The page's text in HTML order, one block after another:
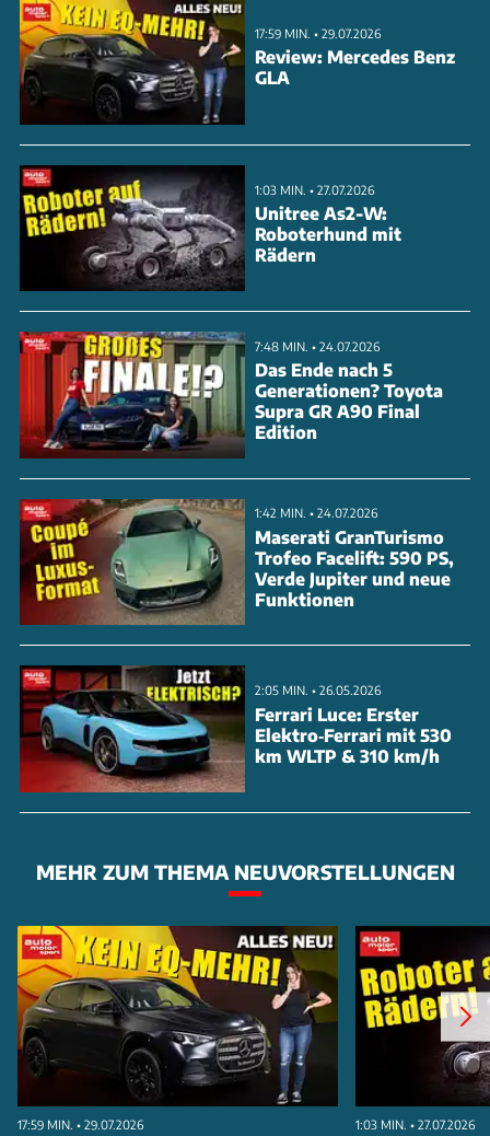
startet mit 245 PS und 600 km Reichweite, während
die Spitzenversion 340 PS und bis zu 770 km
Reichweite bietet. Besonders auffällig: Der cleane
Innenraum mit großem Zentral-Display und die zu
einer Liegefläche umklappbaren Vordersitze. Die
Beschleunigung von 0-100 km/h erfolgt je nach
Version in 5,8 bis 6,8 Sekunden. Als dritter Vertreter
der Hyper-Reihe von Aion demonstriert der HT
Chinas ambitionierte Elektro-Offensive im Premium-
Segment.
17:59 MIN. • 29.07.2026
Review: Mercedes Benz
GLA
1:03 MIN. • 27.07.2026
Unitree As2-W:
Roboterhund mit
Rädern
7:48 MIN. • 24.07.2026
Das Ende nach 5
Generationen? Toyota
Supra GR A90 Final
Edition
1:42 MIN. • 24.07.2026
Maserati GranTurismo
Trofeo Facelift: 590 PS,
Verde Jupiter und neue
Funktionen
2:05 MIN. • 26.05.2026
Ferrari Luce: Erster
Elektro‑Ferrari mit 530
km WLTP & 310 km/h
MEHR ZUM THEMA NEUVORSTELLUNGEN
17:59 MIN. • 29.07.2026 1:03 MIN. • 27.07.2026